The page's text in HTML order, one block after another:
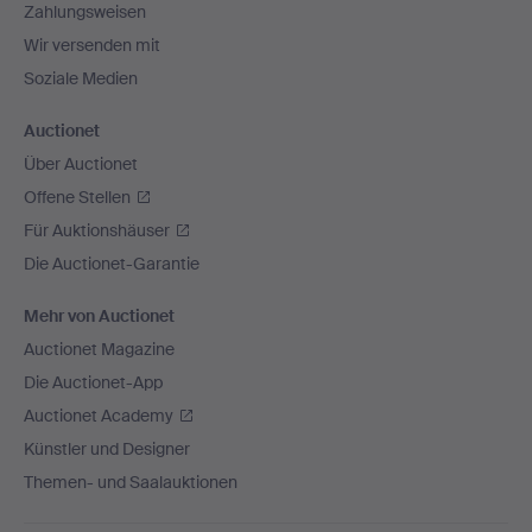
Zahlungsweisen
Wir versenden mit
Soziale Medien
Auctionet
Über Auctionet
Offene Stellen
Für Auktionshäuser
Die Auctionet-Garantie
Mehr von Auctionet
Auctionet Magazine
Die Auctionet-App
Auctionet Academy
Künstler und Designer
Themen- und Saalauktionen